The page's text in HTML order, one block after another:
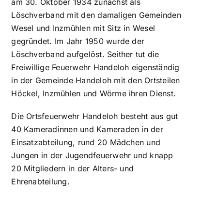
am 30. Oktober 1934 zunächst als
Löschverband mit den damaligen Gemeinden
Wesel und Inzmühlen mit Sitz in Wesel
gegründet. Im Jahr 1950 wurde der
Löschverband aufgelöst. Seither tut die
Freiwillige Feuerwehr Handeloh eigenständig
in der Gemeinde Handeloh mit den Ortsteilen
Höckel, Inzmühlen und Wörme ihren Dienst.
Die Ortsfeuerwehr Handeloh besteht aus gut
40 Kameradinnen und Kameraden in der
Einsatzabteilung, rund 20 Mädchen und
Jungen in der Jugendfeuerwehr und knapp
20 Mitgliedern in der Alters- und
Ehrenabteilung.